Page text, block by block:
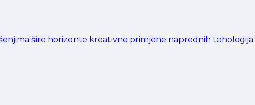
šire horizonte kreativne primjene naprednih tehologija.